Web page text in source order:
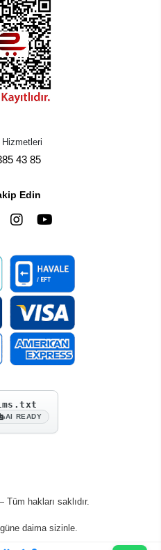
Hizmetleri
43 85
Edin
AI READY
hakları saklıdır.
daima sizinle.